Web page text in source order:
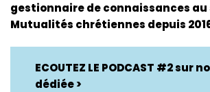
gestionnaire de connaissances au
Mutualités chrétiennes depuis
ECOUTEZ LE PODCAST #2 sur
dédiée >